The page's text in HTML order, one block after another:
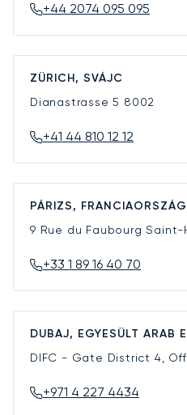
+44 2074 095 095
ZÜRICH, SVÁJC
Dianastrasse 5 8002
+41 44 810 12 12
PÁRIZS, FRANCIAORSZÁG
9 Rue du Faubourg Saint-
+33 1 89 16 40 70
DUBAJ, EGYESÜLT ARAB
DIFC - Gate District 4,
+971 4 227 4434